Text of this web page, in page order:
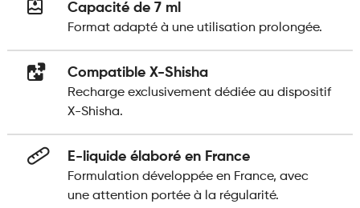
Capacité de 7 ml
Format adapté à une utilisation prolongée.
Compatible X-Shisha
Recharge exclusivement dédiée au dispositif
X-Shisha.
E-liquide élaboré en France
Formulation développée en France, avec
une attention portée à la régularité.